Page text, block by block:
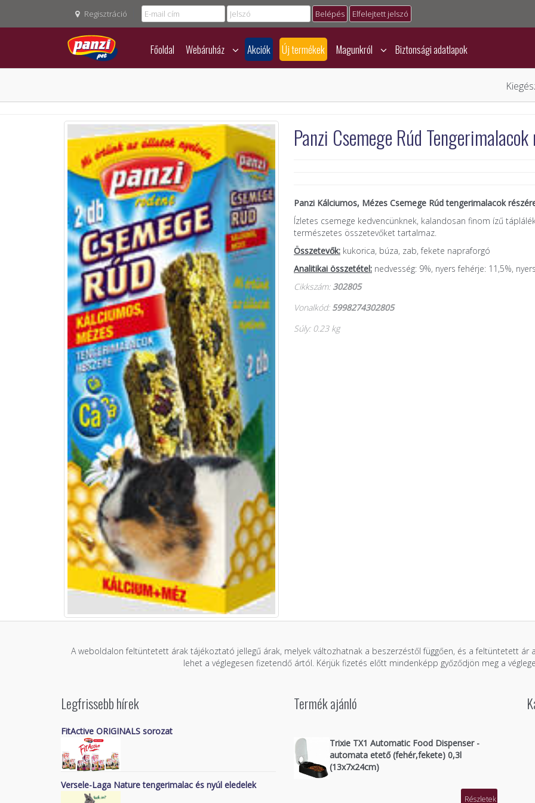
Regisztráció Elfelejtett jelszó
Főoldal Webáruház Akciók Új termékek Magunkról Biztonsági adatlapok
Panzi Csemege Rúd
Panzi Kálciumos, Mézes Csemege Rúd tengerimalacok
Ízletes csemege kedvencünknek, kalandosan finom ízű
természetes összetevőket tartalmaz.
Összetevők: kukorica, búza, zab, fekete napraforgó
Analitikai összetétel: nedvesség: 9%, nyers fehérje: 11,5%,
Cikkszám: 302805
Vonalkód: 5998274302805
Súly: 0.23 kg
A weboldalon feltüntetett árak tájékoztató jellegű árak, melyek változhatnak a beszerzéstől függően, és a feltüntetett
lehet a véglegesen fizetendő ártól. Kérjük fizetés előtt mindenképp győződjön meg a
Legfrissebb hírek
FitActive ORIGINALS sorozat
Versele-Laga Nature tengerimalac és nyúl eledelek
Termék ajánló
Trixie TX1 Automatic Food Dispenser -
automata etető (fehér,fekete) 0,3l
(13x7x24cm)
Részletek